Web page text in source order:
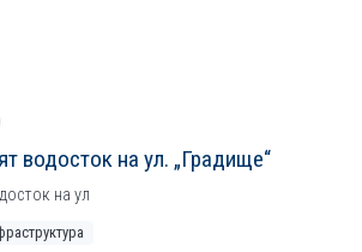
водосток на ул. „Градище“
на ул